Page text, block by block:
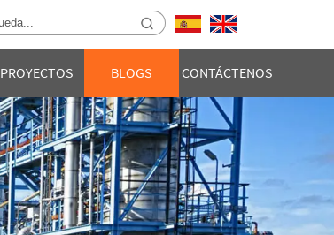
PROYECTOS BLOGS CONTÁCTENOS